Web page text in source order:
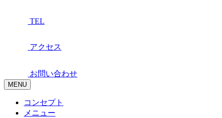
TEL
アクセス
お問い合わせ
MENU
コンセプト
メニュー